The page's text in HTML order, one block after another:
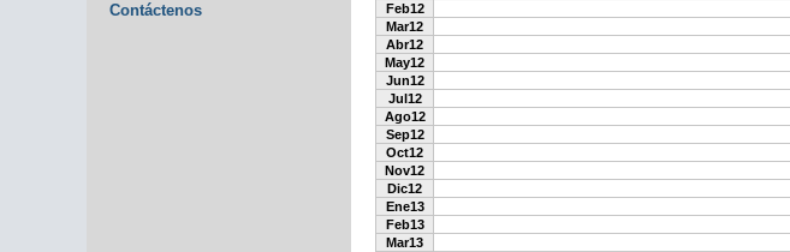
Contáctenos
Feb12
Mar12
Abr12
May12
Jun12
Jul12
Ago12
Sep12
Oct12
Nov12
Dic12
Ene13
Feb13
Mar13